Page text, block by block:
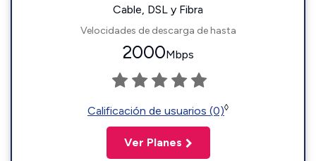
Cable, DSL y Fibra
Velocidades de descarga de hasta
2000Mbps
Calificación de usuarios (0)◊
Ver Planes